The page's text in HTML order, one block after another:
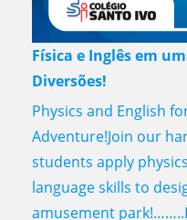
Física e Inglês em
Diversões!
Physics and English
Adventure!Join our
students apply
language skills to
amusement